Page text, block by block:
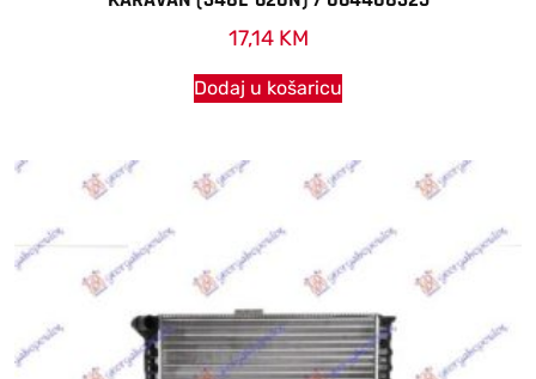
17,14 KM
Dodaj u košaricu